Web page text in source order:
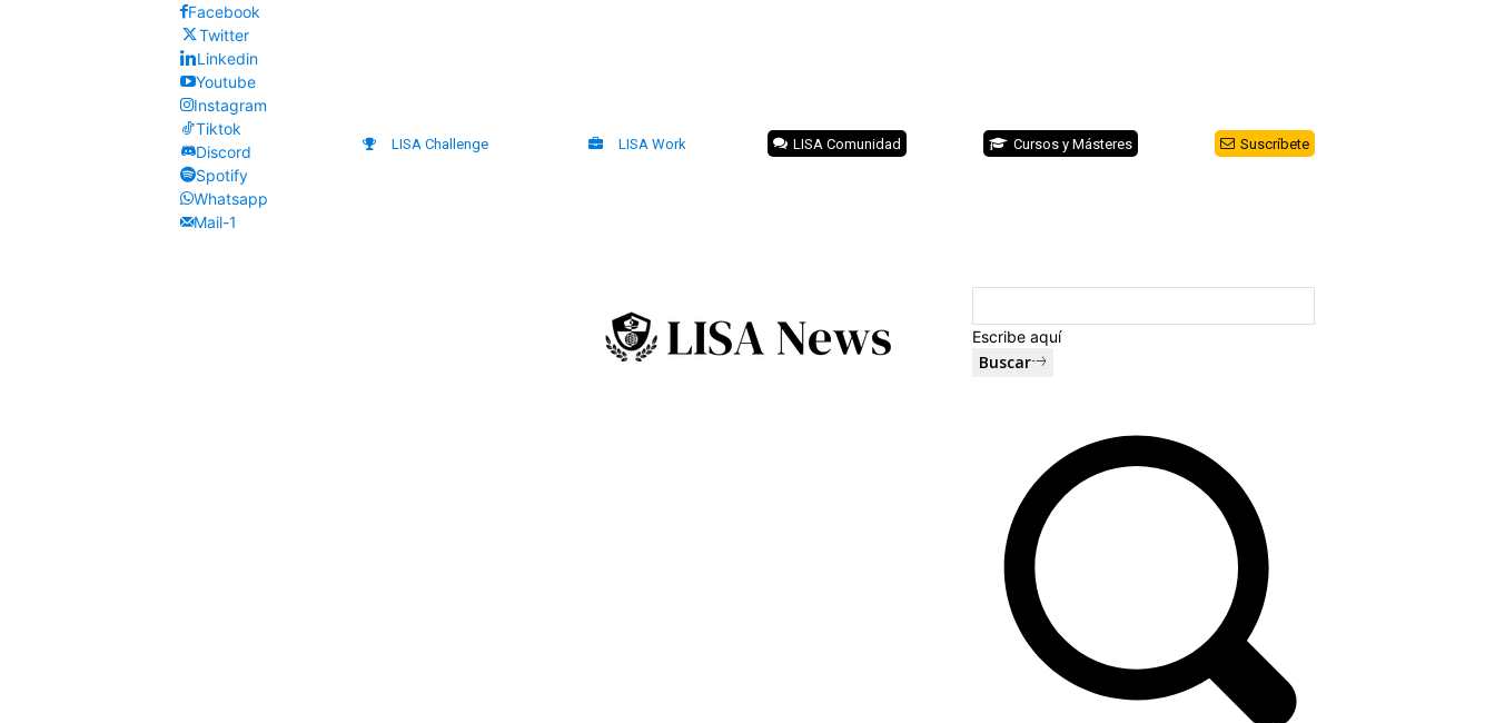
Suscríbete
Cursos y Másteres
LISA Comunidad
LISA Work
LISA Challenge
Facebook
Twitter
Linkedin
Youtube
Instagram
Tiktok
Discord
Spotify
Whatsapp
Mail-1
Escribe aquí
Buscar